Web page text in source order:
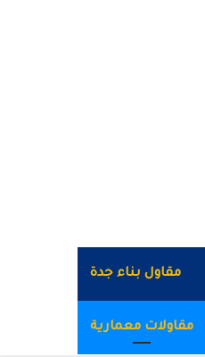
مقاول بناء جدة
مقاولات معمارية